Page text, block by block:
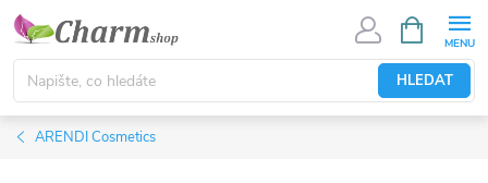
Přejít
obsah
HLEDAT
NÁKUPNÍ
KOŠÍK
ARENDI Cosmetics